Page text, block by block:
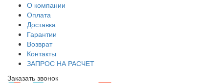
О компании
Оплата
Доставка
Гарантии
Возврат
Контакты
ЗАПРОС НА РАСЧЕТ
Заказать звонок